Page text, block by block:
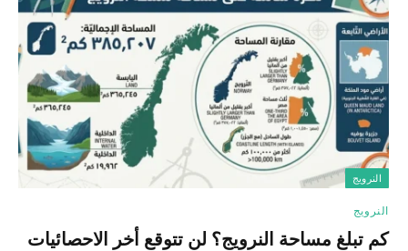
النرويج
النرويج
كم تبلغ مساحة النرويج؟ لن تتوقع أخر الاحصائيات